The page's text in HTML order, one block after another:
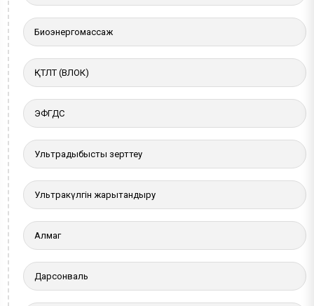
Биоэнергомассаж
ҚТЛТ (ВЛОК)
ЭФГДС
Ультрадыбыстық зерттеу
Ультракүлгін жарықтандыру
Алмаг
Дарсонваль